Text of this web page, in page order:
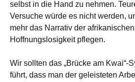
selbst in die Hand zu nehmen.
Versuche würde es nicht werden,
mehr das Narrativ der
Hoffnungslosigkeit pflegen.
Wir sollten das „Brücke am Kwai“-
führt, dass man der geleisteten